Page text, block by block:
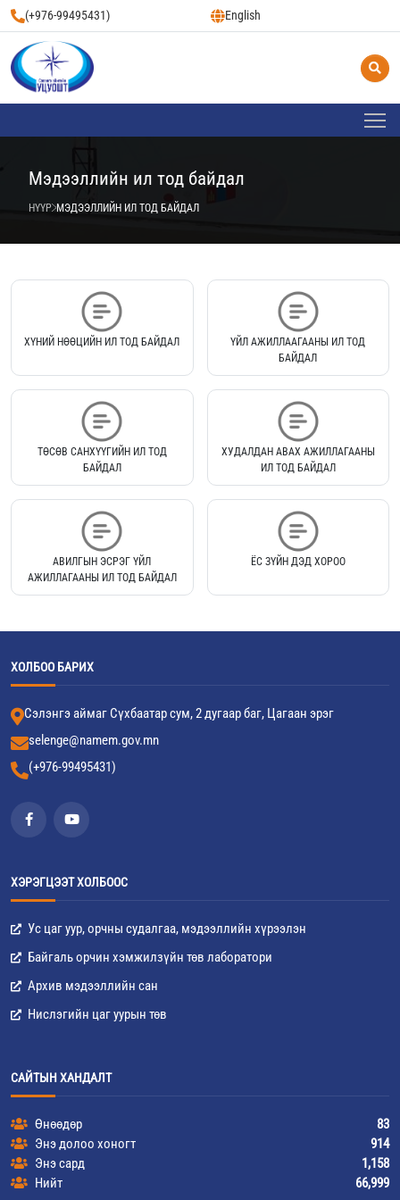
(+976-99495431) English
Мэдээллийн ил тод байдал
НҮҮР МЭДЭЭЛЛИЙН ИЛ ТОД БАЙДАЛ
ХҮНИЙ НӨӨЦИЙН ИЛ ТОД БАЙДАЛ
ҮЙЛ АЖИЛЛААГААНЫ ИЛ ТОД
БАЙДАЛ
ТӨСӨВ САНХҮҮГИЙН ИЛ ТОД
БАЙДАЛ
ХУДАЛДАН АВАХ АЖИЛЛАГААНЫ
ИЛ ТОД БАЙДАЛ
АВИЛГЫН ЭСРЭГ ҮЙЛ
АЖИЛЛАГААНЫ ИЛ ТОД БАЙДАЛ
ЁС ЗҮЙН ДЭД ХОРОО
ХОЛБОО БАРИХ
Сэлэнгэ аймаг Сүхбаатар сум, 2 дугаар баг, Цагаан эрэг
selenge@namem.gov.mn
(+976-99495431)
ХЭРЭГЦЭЭТ ХОЛБООС
Ус цаг уур, орчны судалгаа, мэдээллийн хүрээлэн
Байгаль орчин хэмжилзүйн төв лаборатори
Архив мэдээллийн сан
Нислэгийн цаг уурын төв
САЙТЫН ХАНДАЛТ
Өнөөдөр
83
Энэ долоо хоногт
914
Энэ сард
1,158
Нийт
66,999